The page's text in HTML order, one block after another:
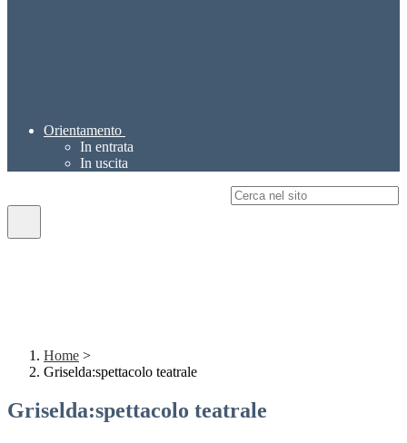
Orientamento
In entrata
In uscita
Home >
Griselda:spettacolo teatrale
Griselda:spettacolo teatrale